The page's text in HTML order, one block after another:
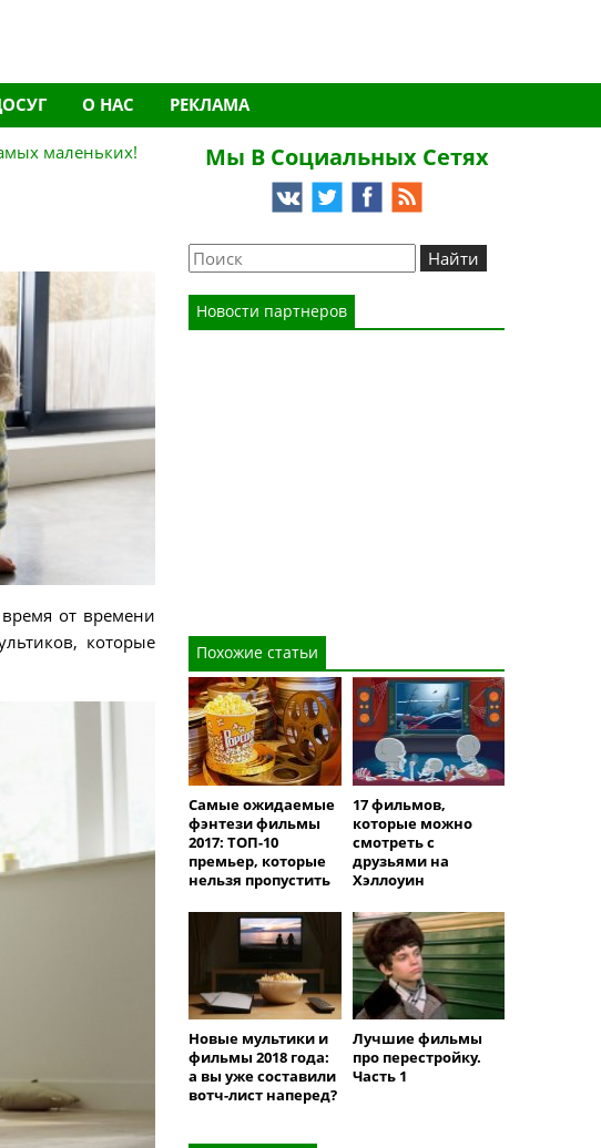
О НАС РЕКЛАМА
маленьких!
от времени
которые
Мы В Социальных Сетях
Новости партнеров
Похожие статьи
Самые ожидаемые
фэнтези фильмы
2017: ТОП-10
премьер, которые
нельзя пропустить
17 фильмов,
которые можно
смотреть с
друзьями на
Хэллоуин
Новые мультики и
фильмы 2018 года:
а вы уже составили
вотч-лист наперед?
Лучшие фильмы
про перестройку.
Часть 1